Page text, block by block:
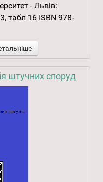
- Львів:
табл 16 ISBN 978-
штучних споруд